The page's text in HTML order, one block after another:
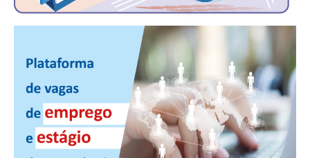
CONTATO
ASSOCIE-SE
ATUALIZAÇÃO CADASTRAL
NÚCLEO JOVEM